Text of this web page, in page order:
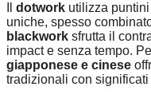
dotwork utilizza
uniche, spesso
blackwork sfrutta il
impact e senza tempo.
giapponese e cinese
tradizionali con significati